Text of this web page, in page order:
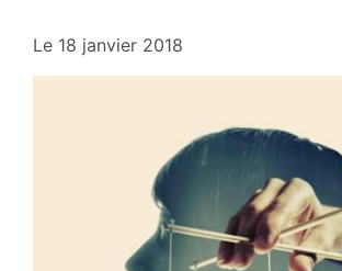
Le 18 janvier 2018